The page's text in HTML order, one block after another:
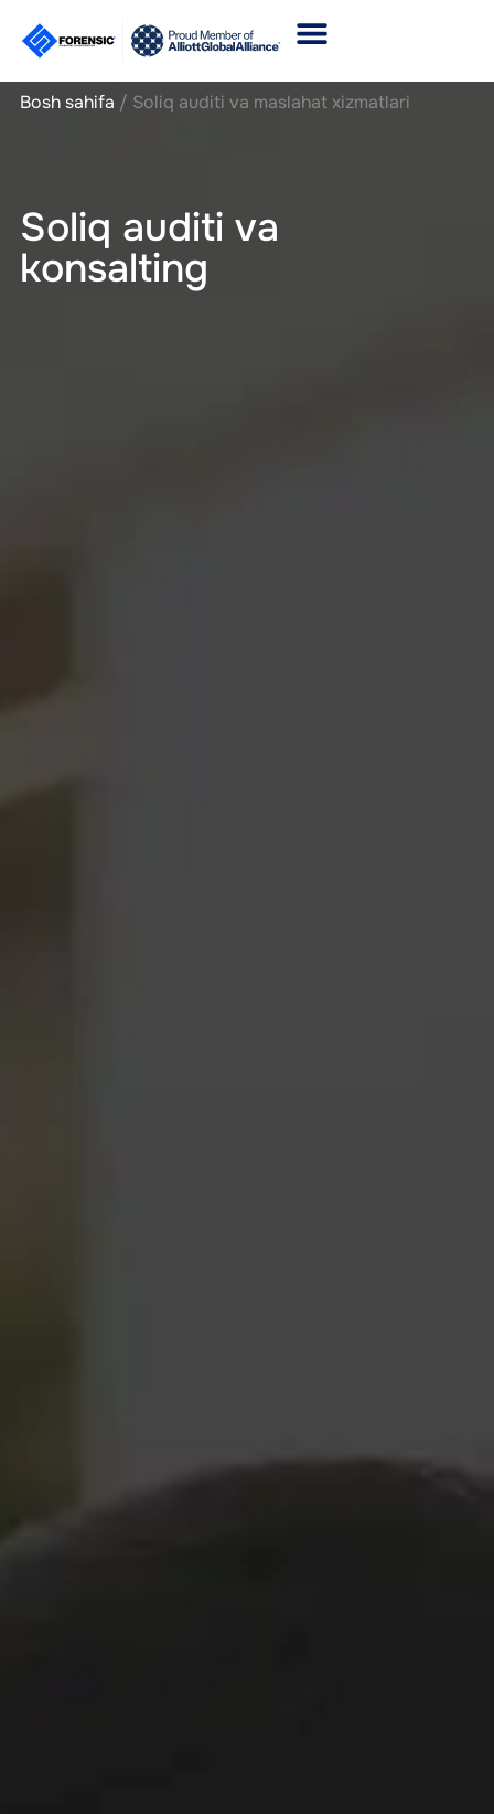
Bosh sahifa / Soliq auditi va maslahat xizmatlari
Soliq auditi va
konsalting